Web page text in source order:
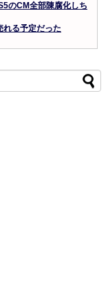
のCM全部陳腐化しち
れる予定だった